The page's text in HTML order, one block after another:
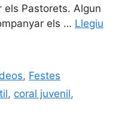
els Pastorets. Algun
els … Llegiu
, Festes
, coral juvenil,